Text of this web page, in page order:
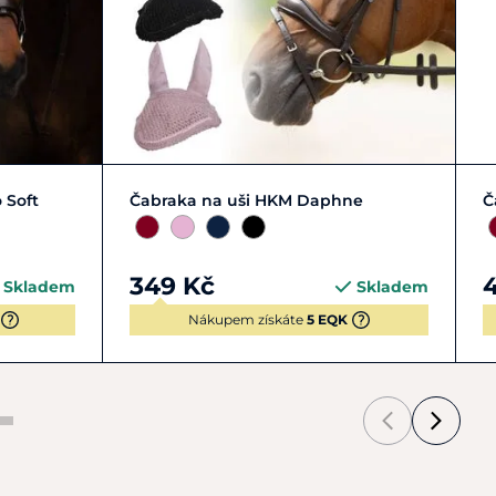
Soft
Skladem
Zobrazit detail
Čabraka na uši HKM Daphne
349 Kč Skladem
Nákupem získáte 5 EQK